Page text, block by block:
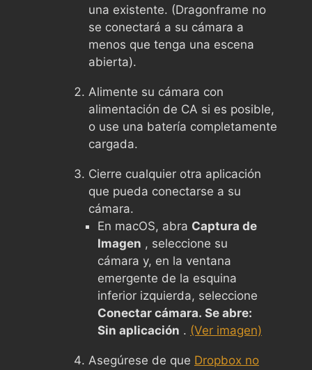
una existente. (Dragonframe no
se conectará a su cámara a
menos que tenga una escena
abierta).
Alimente su cámara con
alimentación de CA si es posible,
o use una batería completamente
cargada.
Cierre cualquier otra aplicación
que pueda conectarse a su
cámara.
En macOS, abra Captura de
Imagen , seleccione su
cámara y, en la ventana
emergente de la esquina
inferior izquierda, seleccione
Conectar cámara. Se abre:
Sin aplicación . (Ver imagen)
Asegúrese de que Dropbox no